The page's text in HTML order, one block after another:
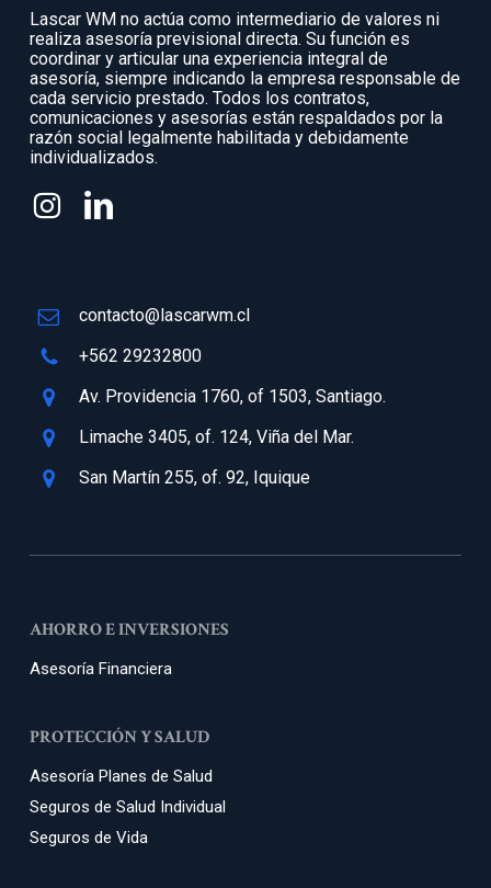
Lascar WM no actúa como intermediario de valores ni
realiza asesoría previsional directa. Su función es
coordinar y articular una experiencia integral de
asesoría, siempre indicando la empresa responsable de
cada servicio prestado. Todos los contratos,
comunicaciones y asesorías están respaldados por la
razón social legalmente habilitada y debidamente
individualizados.
contacto@lascarwm.cl
+562 29232800
Av. Providencia 1760, of 1503, Santiago.
Limache 3405, of. 124, Viña del Mar.
San Martín 255, of. 92, Iquique
AHORRO E INVERSIONES
Asesoría Financiera
PROTECCIÓN Y SALUD
Asesoría Planes de Salud
Seguros de Salud Individual
Seguros de Vida